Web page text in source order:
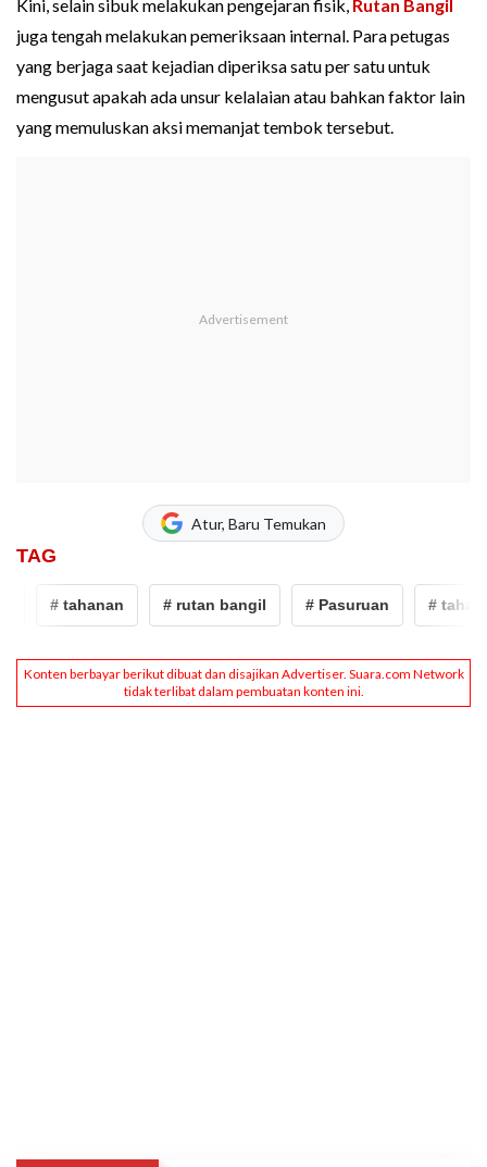
Kini, selain sibuk melakukan pengejaran fisik, Rutan Bangil
juga tengah melakukan pemeriksaan internal. Para petugas
yang berjaga saat kejadian diperiksa satu per satu untuk
mengusut apakah ada unsur kelalaian atau bahkan faktor lain
yang memuluskan aksi memanjat tembok tersebut.
Atur, Baru Temukan
TAG
# tahanan # rutan bangil # Pasuruan #